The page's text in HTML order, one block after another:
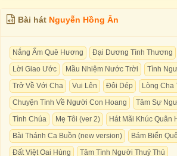
Bài hát Nguyễn Hồng Ân
Nắng Ấm Quê Hương Đại Dương Tình Thương
Lời Giao Ước
Mầu Nhiệm Nước Trời
Tình
Trở Về Với Cha
Vui Lên Đôi Dép
Lòng Cha
Chuyện Tình Về Người Con Hoang
Tâm Sự
Tình Chúa
Mẹ Tôi (ver 2)
Hát Mãi Khúc Quân
Bài Thánh Ca Buồn (new version)
Bám Biển
Đất Việt Oai Hùng
Tâm Tình Người Thuỷ Thủ